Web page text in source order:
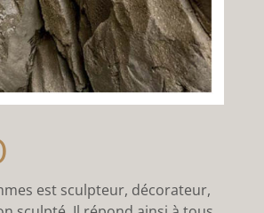
est sculpteur, décorateur,